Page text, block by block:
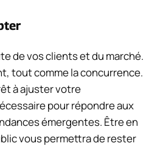
de vos clients et du marché.
tout comme la concurrence.
à ajuster votre
pour répondre aux
émergentes. Être en
vous permettra de rester